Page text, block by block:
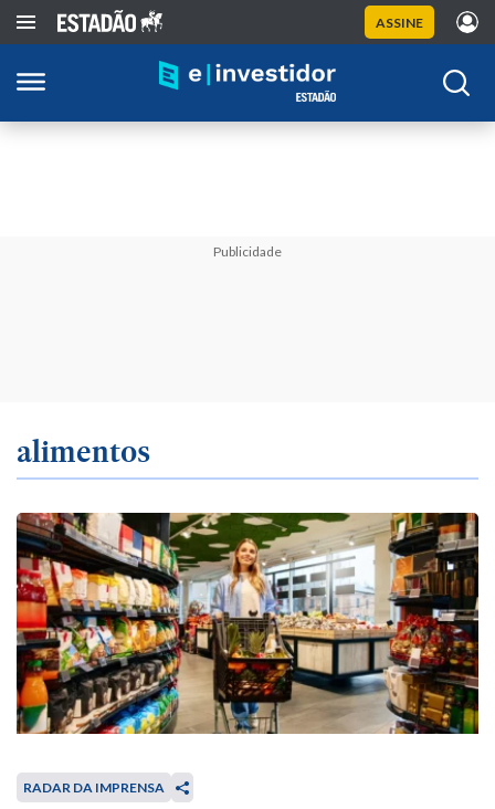
ASSINE
Publicidade
alimentos
RADAR DA IMPRENSA